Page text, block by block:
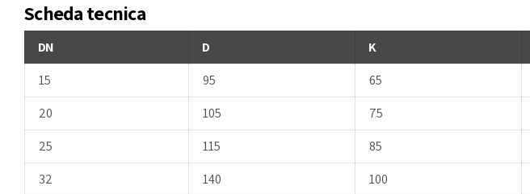
Scheda tecnica
DN D K
15
95 65
20
105 75
25
115 85
32
140 100